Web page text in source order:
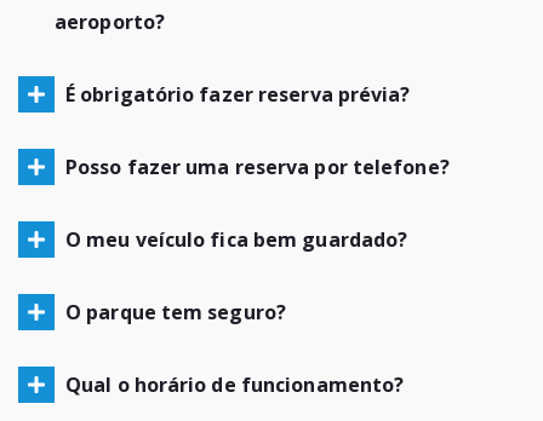
aeroporto?
É obrigatório fazer reserva prévia?
Posso fazer uma reserva por telefone?
O meu veículo fica bem guardado?
O parque tem seguro?
Qual o horário de funcionamento?